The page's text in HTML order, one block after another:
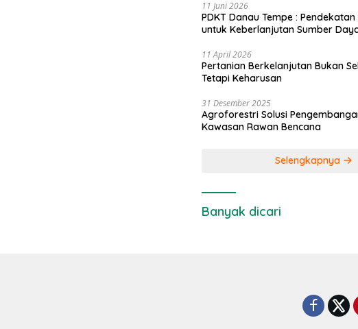
11 Juni 2026
PDKT Danau Tempe :
untuk Keberlanjutan Sumber
11 April 2026
Pertanian Berkelanjutan Bukan
Tetapi Keharusan
31 Desember 2025
Agroforestri Solusi
Kawasan Rawan Bencana
Selengkapnya
Banyak dicari